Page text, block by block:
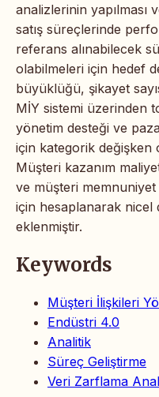
analizlerinin yapılması
satış süreçlerinde
referans alınabilecek
olabilmeleri için hedef
büyüklüğü, şikayet
MİY sistemi üzerinden
yönetim desteği ve
için kategorik değişken
Müşteri kazanım
ve müşteri
için hesaplanarak nicel
eklenmiştir.
Keywords
Müşteri İlişkileri
Endüstri 4.0
Analitik
Süreç Geliştirme
Veri Zarflama